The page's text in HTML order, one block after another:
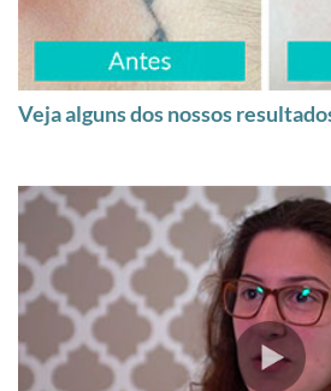
Veja alguns dos nossos